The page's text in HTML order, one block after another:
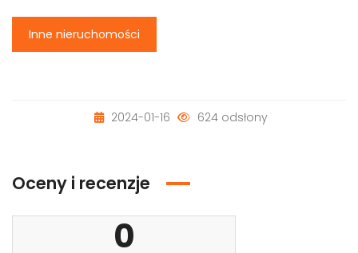
Inne nieruchomości
2024-01-16 624 odsłony
Oceny i recenzje
0